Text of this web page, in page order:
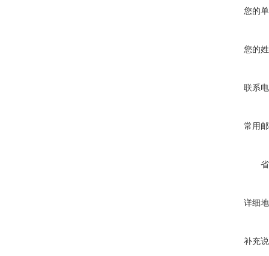
MD-A8000B/
有定电流,定电
您的
您的
联系
常用
详细
补充